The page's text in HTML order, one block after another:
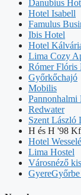
Danubius
Hotel Isabell
Famulus
Ibis Hotel
Hotel
Lima Cozy
Rómer Flóris
Győrkőchajó
Mobilis
Pannonhalmi
Redwater
Szent László
H és H '98
Hotel
Lima Hostel
Városnéző